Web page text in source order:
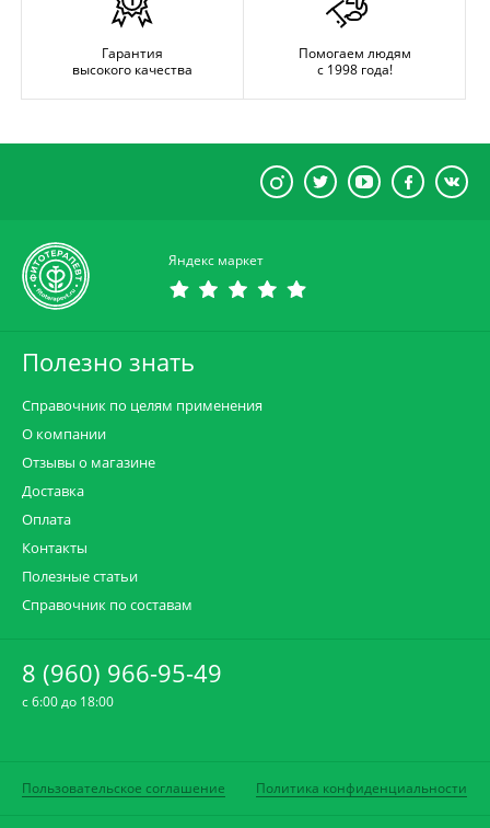
Гарантия
высокого качества
Помогаем людям
с 1998 года!
Яндекс маркет
Полезно знать
Справочник по целям применения
О компании
Отзывы о магазине
Доставка
Оплата
Контакты
Полезные статьи
Справочник по составам
8 (960) 966-95-49
c 6:00 до 18:00
Пользовательское соглашение Политика конфиденциальности